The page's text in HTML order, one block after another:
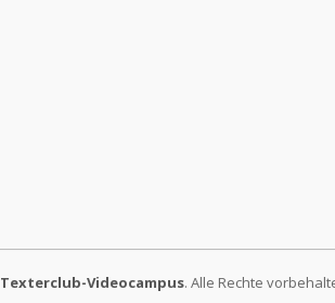
Texterclub-Videocampus. Alle Rechte